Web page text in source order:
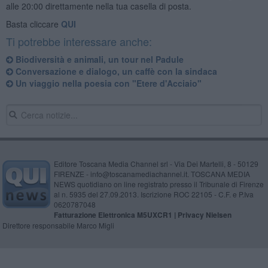
alle 20:00 direttamente nella tua casella di posta.
Basta cliccare QUI
Ti potrebbe interessare anche:
Biodiversità e animali, un tour nel Padule
Conversazione e dialogo, un caffè con la sindaca
Un viaggio nella poesia con "Etere d'Acciaio"
Editore Toscana Media Channel srl - Via Dei Martelli, 8 - 50129
FIRENZE - info@toscanamediachannel.it. TOSCANA MEDIA
NEWS quotidiano on line registrato presso il Tribunale di Firenze
al n. 5935 del 27.09.2013. Iscrizione ROC 22105 - C.F. e P.Iva
0620787048
Fatturazione Elettronica M5UXCR1 | Privacy Nielsen
Direttore responsabile Marco Migli